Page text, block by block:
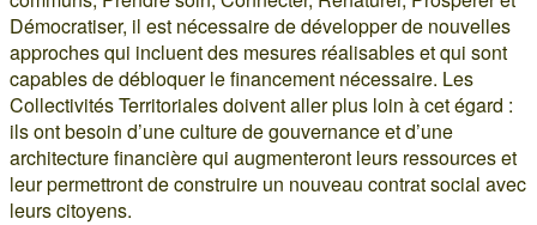
Démocratiser, il est nécessaire de développer de nouvelles
approches qui incluent des mesures réalisables et qui sont
capables de débloquer le financement nécessaire. Les
Collectivités Territoriales doivent aller plus loin à cet égard :
ils ont besoin d’une culture de gouvernance et d’une
architecture financière qui augmenteront leurs ressources et
leur permettront de construire un nouveau contrat social avec
leurs citoyens.